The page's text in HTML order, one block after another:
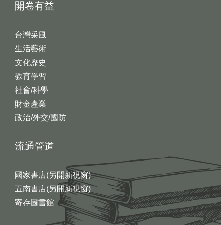
開卷有益
台灣采風
生活藝術
文化歷史
教育學習
社會/科學
財金產業
政治/外交/國防
流通管道
國家書店(另開新視窗)
五南書店(另開新視窗)
寄存圖書館